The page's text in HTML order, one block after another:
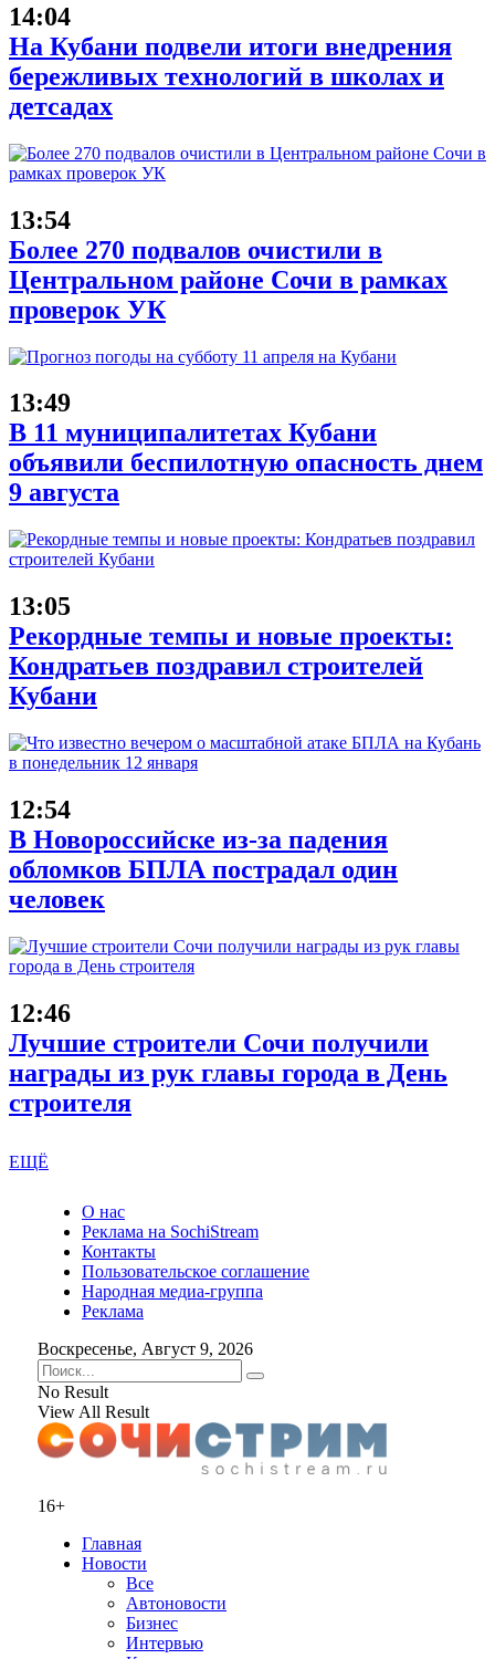
14:04
На Кубани подвели итоги внедрения
бережливых технологий в школах и
детсадах
13:54
Более 270 подвалов очистили в
Центральном районе Сочи в рамках
проверок УК
13:49
В 11 муниципалитетах Кубани
объявили беспилотную опасность днем
9 августа
13:05
Рекордные темпы и новые проекты:
Кондратьев поздравил строителей
Кубани
12:54
В Новороссийске из-за падения
обломков БПЛА пострадал один
человек
12:46
Лучшие строители Сочи получили
награды из рук главы города в День
строителя
ЕЩЁ
О нас
Реклама на SochiStream
Контакты
Пользовательское соглашение
Народная медиа-группа
Реклама
Воскресенье, Август 9, 2026
No Result
View All Result
16+
Главная
Новости
Все
Автоновости
Бизнес
Интервью